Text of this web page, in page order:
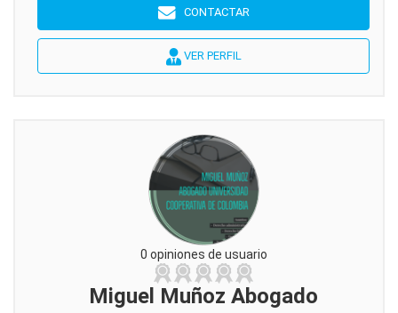
CONTACTAR
VER PERFIL
0 opiniones de usuario
Miguel Muñoz Abogado